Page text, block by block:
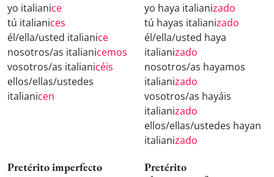
yo italianice
tú italianices
él/ella/usted italianice
nosotros/as italianicemos
vosotros/as italianicéis
ellos/ellas/ustedes
italianicen
yo haya italianizado
tú hayas italianizado
él/ella/usted haya
italianizado
nosotros/as hayamos
italianizado
vosotros/as hayáis
italianizado
ellos/ellas/ustedes hayan
italianizado
Pretérito imperfecto
Pretérito